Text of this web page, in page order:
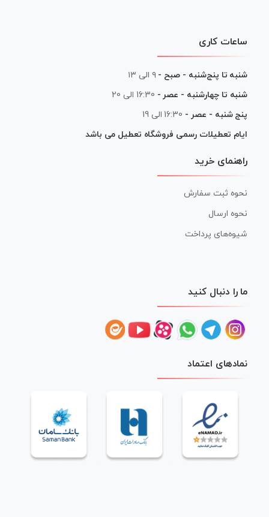
ساعات کاری
شنبه تا پنج‌شنبه - صبح - ۹ الی ۱۳
شنبه تا چهارشنبه - عصر - 16:30 الی 20
پنج شنبه - عصر - 16:30 الی 19
ایام تعطیلات رسمی فروشگاه تعطیل می باشد
راهنمای خرید
نحوه ثبت سفارش
نحوه ارسال
شیوه‌های پرداخت
ما را دنبال کنید
نمادهای اعتماد